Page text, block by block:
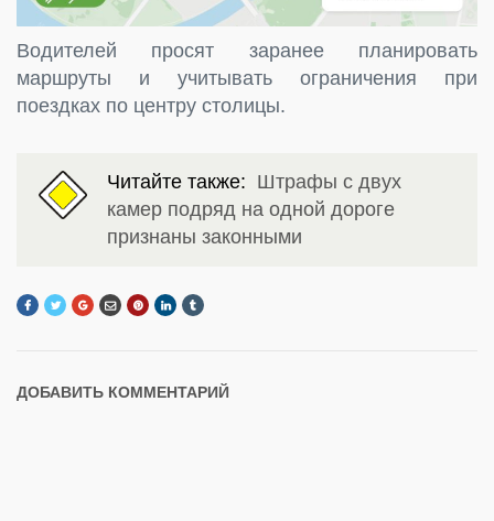
Водителей просят заранее планировать
маршруты и учитывать ограничения при
поездках по центру столицы.
Читайте также: Штрафы с двух
камер подряд на одной дороге
признаны законными
ДОБАВИТЬ КОММЕНТАРИЙ